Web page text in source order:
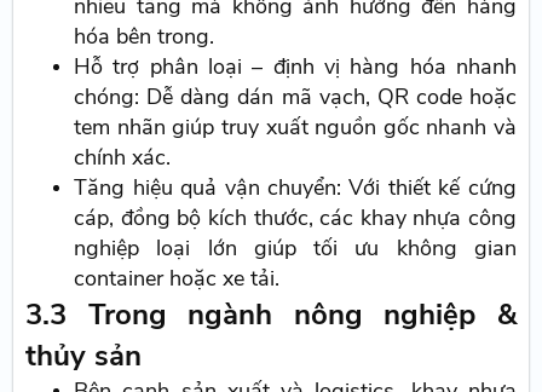
hóa bên trong.
Hỗ trợ phân loại – định vị hàng hóa nhanh
chóng: Dễ dàng dán mã vạch, QR code hoặc
tem nhãn giúp truy xuất nguồn gốc nhanh và
chính xác.
Tăng hiệu quả vận chuyển: Với thiết kế cứng
cáp, đồng bộ kích thước, các khay nhựa công
nghiệp loại lớn giúp tối ưu không gian
container hoặc xe tải.
3.3 Trong ngành nông nghiệp &
thủy sản